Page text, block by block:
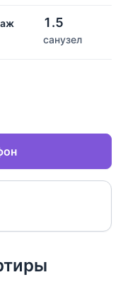
1.5
санузел